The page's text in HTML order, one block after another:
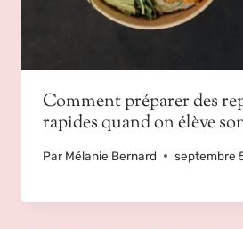
Comment préparer des
rapides quand on élève
Par Mélanie Bernard septembre